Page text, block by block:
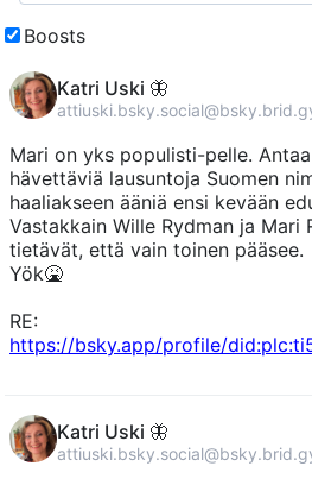
Boosts
Katri Uski 🦋
Mari on yks populisti-pelle.
hävettäviä lausuntoja Suomen
haaliakseen ääniä ensi kevään
Vastakkain Wille Rydman ja Mari
tietävät, että vain toinen pääsee.
Yök🤮
RE:
https://bsky.app/profile/
Katri Uski 🦋